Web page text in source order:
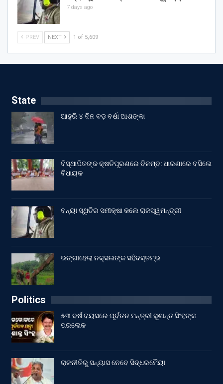
7 days ago
PREV NEXT 1 of 5,609
State
ଆହୁରି ୪ ଦିନ ବଡ଼ ବର୍ଷା ଆଶଙ୍କା
ବିସ୍ଥାପିତଙ୍କ କ୍ଷତିପୂରଣରେ ବିଳମ୍ବ: ଧାରଣାରେ ବସିଲେ
ବିଧାୟକ
ବନ୍ୟା ସ୍ଥିତିର ସମୀକ୍ଷା କଲେ ରାଜସ୍ୱମନ୍ତ୍ରୀ
ଭଙ୍ଗାହେଲା ନକ୍ସଲଙ୍କ ସହିଦସ୍ତମ୍ଭ
Politics
୫୩ ବର୍ଷ ବୟସରେ ପୂର୍ବତନ ମନ୍ତ୍ରୀ ସୁଶାନ୍ତ ସିଂହଙ୍କ
ପରଲୋକ
ରାଜନୀତିରୁ ସନ୍ୟାସ ନେବେ ସିଦ୍ଧରମୈୟା